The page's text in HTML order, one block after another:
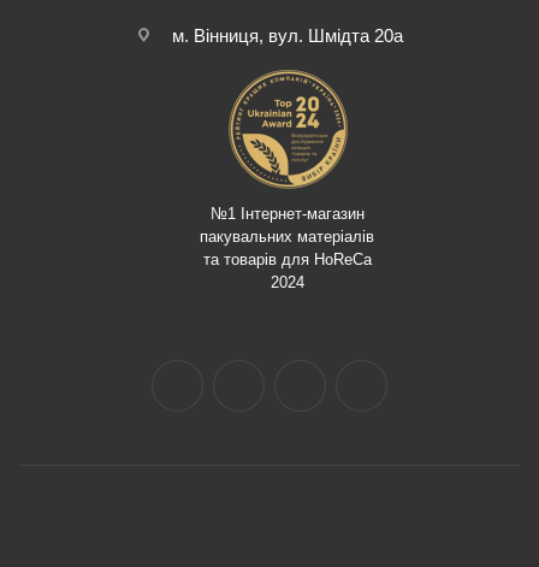
м. Вінниця, вул. Шмідта 20а
№1 Інтернет-магазин
пакувальних матеріалів
та товарів для HoReCa
2024